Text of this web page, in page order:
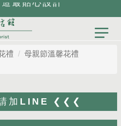
禮
母親節溫馨花禮
加LINE ❮❮❮